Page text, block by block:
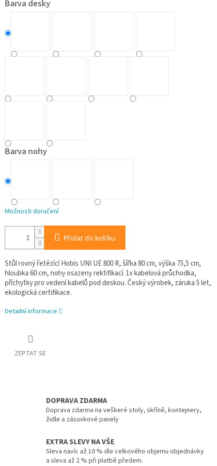
Barva desky
Barva nohy
Možnosti doručení
Přidat do košíku
Stůl rovný řetězící Hobis UNI UE 800 R, šířka 80 cm, výška 75,5 cm,
hloubka 60 cm, nohy osazeny rektifikací. 1x kabelová průchodka,
příchytky pro vedení kabelů pod deskou. Český výrobek, záruka 5 let,
ekologická certifikace.
Detailní informace
ZEPTAT SE
DOPRAVA ZDARMA
Doprava zdarma na veškeré stoly, skříně, kontejnery,
židle a zásuvkové panely
EXTRA SLEVY NA VŠE
Sleva navíc až 10 % dle celkového objemu objednávky
a sleva až 2 % při platbě předem.